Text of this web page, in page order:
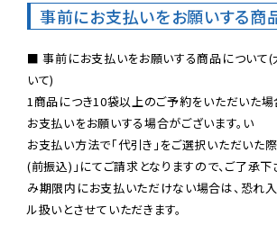
事前にお支払いをお願いする商
■ 事前にお支払いをお願いする商品について(
いて)
1商品につき10袋以上のご予約をいただいた場
お支払いをお願いする場合がございます。い
お支払い方法で「代引き」をご選択いただいた
(前振込)」にてご請求となりますので、ご了承下
み期限内にお支払いただけない場合は、恐れ
ル扱いとさせていただきます。